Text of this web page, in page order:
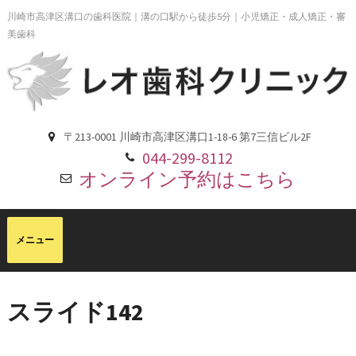
川崎市高津区溝口の歯科医院｜溝の口駅から徒歩5分｜小児矯正・成人矯正・審
美歯科
〒213-0001 川崎市高津区溝口1-18-6 第7三信ビル2F
044-299-8112
オンライン予約はこちら
スライド142